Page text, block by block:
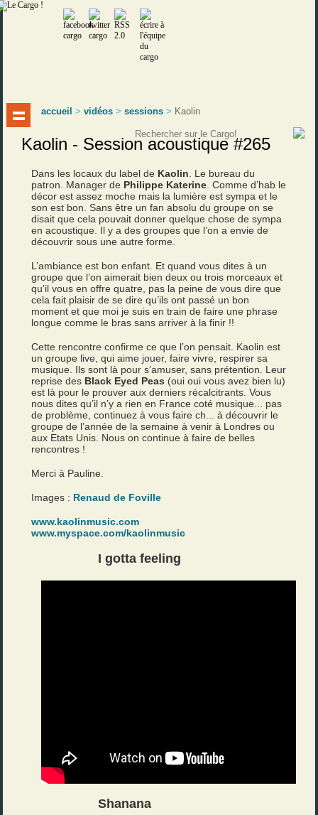
accueil >vidéos >sessions > Kaolin
Kaolin - Session acoustique #265
Dans les locaux du label de Kaolin . Le bureau du
patron. Manager de Philippe Katerine . Comme d’hab le
décor est assez moche mais la lumière est sympa et le
son est bon. Sans être un fan absolu du groupe on se
disait que cela pouvait donner quelque chose de sympa
en acoustique. Il y a des groupes que l’on a envie de
découvrir sous une autre forme.
L’ambiance est bon enfant. Et quand vous dites à un
groupe que l’on aimerait bien deux ou trois morceaux et
qu’il vous en offre quatre, pas la peine de vous dire que
cela fait plaisir de se dire qu’ils ont passé un bon
moment et que moi je suis en train de faire une phrase
longue comme le bras sans arriver à la finir !!
Cette rencontre confirme ce que l’on pensait. Kaolin est
un groupe live, qui aime jouer, faire vivre, respirer sa
musique. Ils sont là pour s’amuser, sans prétention. Leur
reprise des Black Eyed Peas (oui oui vous avez bien lu)
est là pour le prouver aux derniers récalcitrants. Vous
nous dites qu’il n’y a rien en France coté musique... pas
de problème, continuez à vous faire ch... à découvrir le
groupe de l’année de la semaine à venir à Londres ou
aux Etats Unis. Nous on continue à faire de belles
rencontres !
Merci à Pauline.
Images : Renaud de Foville
www.kaolinmusic.com
www.myspace.com/kaolinmusic
I gotta feeling
Shanana